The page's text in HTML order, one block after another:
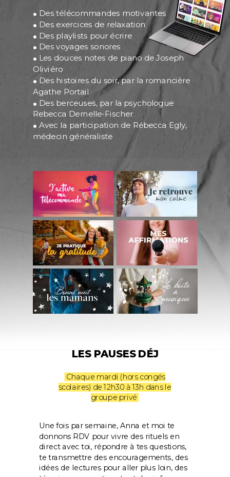
.Des télécommandes motivantes
. Des exercices de relaxation
. Des playlists pour écrire
. Des voyages sonores
. Les douces notes de piano de Joseph
Oliviéro
. Des histoires du soir, par la romancière
Agathe Portail
. Des berceuses, par la psychologue
Rebecca Dernelle-Fischer
. Avec la participation de Rébecca Egly,
médecin généraliste
Chaque mardi (hors congés
scolaires) de 12h30 à 13h dans le
groupe privé
Une fois par semaine, Anna et moi te
donnons RDV pour vivre des rituels en
direct avec toi, répondre à tes questions,
te transmettre des encouragements, des
idées de lectures pour aller plus loin, des
LES PAUSES DÉJ